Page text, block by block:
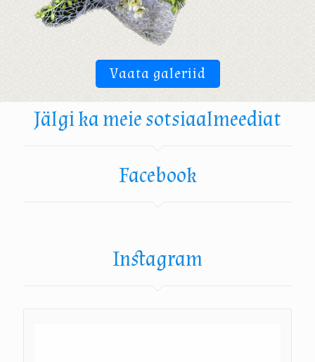
Vaata galeriid
Jälgi ka meie sotsiaalmeediat
Facebook
Instagram